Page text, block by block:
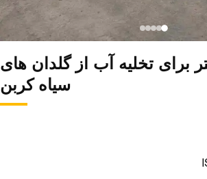
برای تخلیه آب از گلدان های
سیاه کربن